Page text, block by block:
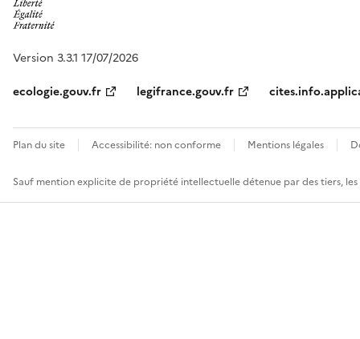
Version 3.3.1 17/07/2026
ecologie.gouv.fr
legifrance.gouv.fr
Plan du site Accessibilité: non conforme Mentions légales
Sauf mention explicite de propriété intellectuelle détenue par des tiers,